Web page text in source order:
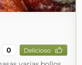
0 Delicioso